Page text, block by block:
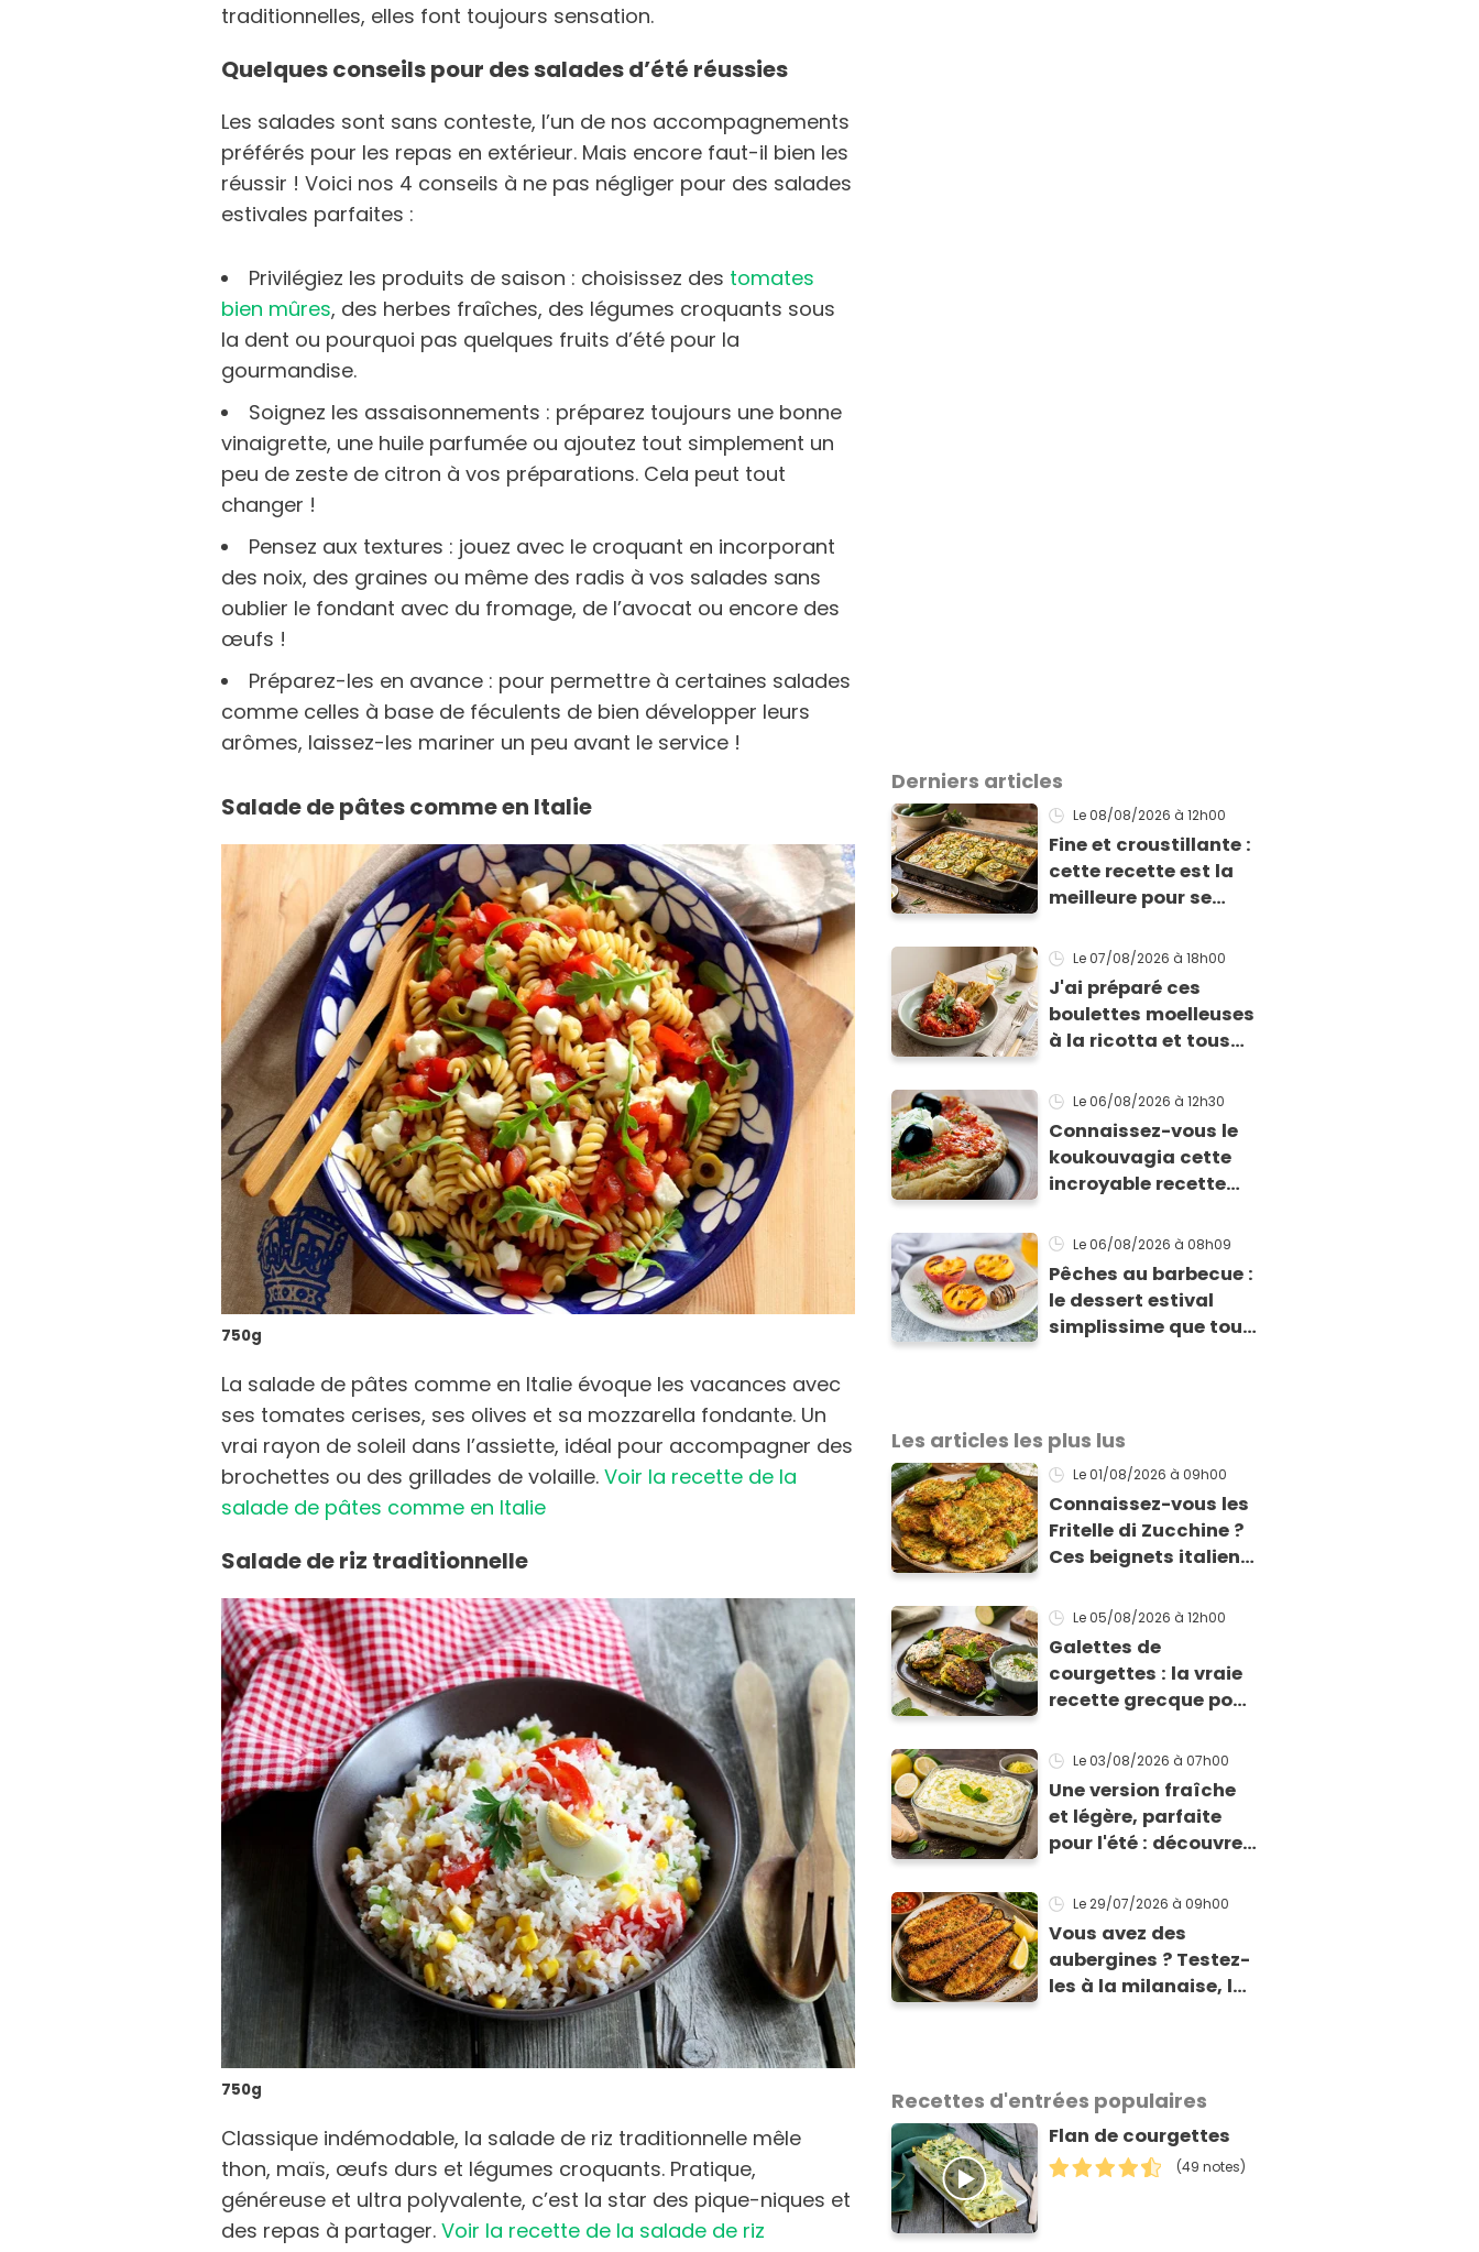
traditionnelles, elles font toujours sensation.
Quelques conseils pour des salades d’été réussies
Les salades sont sans conteste, l’un de nos accompagnements
préférés pour les repas en extérieur. Mais encore faut-il bien les
réussir ! Voici nos 4 conseils à ne pas négliger pour des salades
estivales parfaites :
Privilégiez les produits de saison : choisissez des tomates
bien mûres, des herbes fraîches, des légumes croquants sous
la dent ou pourquoi pas quelques fruits d’été pour la
gourmandise.
Soignez les assaisonnements : préparez toujours une bonne
vinaigrette, une huile parfumée ou ajoutez tout simplement un
peu de zeste de citron à vos préparations. Cela peut tout
changer !
Pensez aux textures : jouez avec le croquant en incorporant
des noix, des graines ou même des radis à vos salades sans
oublier le fondant avec du fromage, de l’avocat ou encore des
œufs !
Préparez-les en avance : pour permettre à certaines salades
comme celles à base de féculents de bien développer leurs
arômes, laissez-les mariner un peu avant le service !
Salade de pâtes comme en Italie
750g
La salade de pâtes comme en Italie évoque les vacances avec
ses tomates cerises, ses olives et sa mozzarella fondante. Un
vrai rayon de soleil dans l’assiette, idéal pour accompagner des
brochettes ou des grillades de volaille.Voir la recette de la
salade de pâtes comme en Italie
Salade de riz traditionnelle
750g
Classique indémodable, la salade de riz traditionnelle mêle
thon, maïs, œufs durs et légumes croquants. Pratique,
généreuse et ultra polyvalente, c’est la star des pique-niques et
des repas à partager.Voir la recette de la salade de riz
Derniers articles
Le 08/08/2026 à 12h00
Fine et croustillante :
cette recette est la
meilleure pour se
avec des courgettes
en été
Le 07/08/2026 à 18h00
J'ai préparé ces
boulettes moelleuses
à la ricotta et tous
supplié d'avoir la
recette !
Le 06/08/2026 à 12h30
Connaissez-vous le
koukouvagia cette
incroyable recette
pain rassis et de
tomates
Le 06/08/2026 à 08h09
Pêches au barbecue :
le dessert estival
simplissime que tous
Les articles les plus lus
Le 01/08/2026 à 09h00
Connaissez-vous les
Fritelle di Zucchine ?
Ces beignets italiens
en 10 min sont un pur
délice !
Le 05/08/2026 à 12h00
Galettes de
courgettes : la vraie
recette grecque pour
enfin à la cuisson
Le 03/08/2026 à 07h00
Une version fraîche
et légère, parfaite
pour l'été : découvrez
de Viviana, la
gagnante de Top
Chef !
Le 29/07/2026 à 09h00
Vous avez des
aubergines ? Testez-
les à la milanaise, la
Recettes d'entrées populaires
Flan de courgettes
(49 notes)